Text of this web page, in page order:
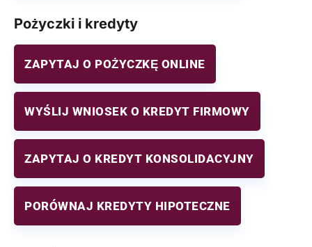
Pożyczki i kredyty
ZAPYTAJ O POŻYCZKĘ ONLINE
WYŚLIJ WNIOSEK O KREDYT FIRMOWY
ZAPYTAJ O KREDYT KONSOLIDACYJNY
PORÓWNAJ KREDYTY HIPOTECZNE